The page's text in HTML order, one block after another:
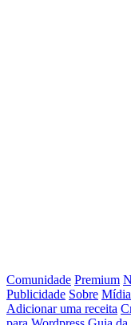
Comunidade Premium
Publicidade Sobre Mídia
Adicionar uma receita